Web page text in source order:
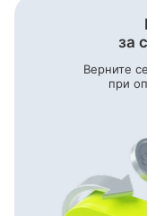
за
Верните
при